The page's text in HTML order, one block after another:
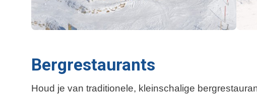
Bergrestaurants
Houd je van traditionele, kleinschalige